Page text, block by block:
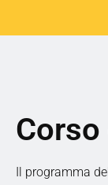
Il programma